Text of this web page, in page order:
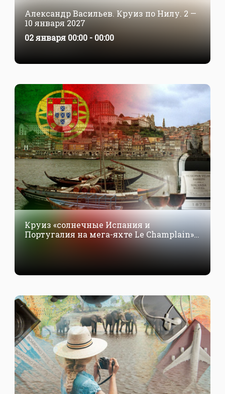
Александр Васильев. Круиз по Нилу. 2 —
10 января 2027
02 января 00:00 - 00:00
Круиз «солнечные Испания и
Португалия на мега-яхте Le Champlain».